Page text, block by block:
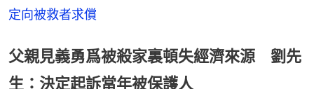
定向被救者求償
父親見義勇爲被殺家裏頓失經濟來源 劉先
生：決定起訴當年被保護人